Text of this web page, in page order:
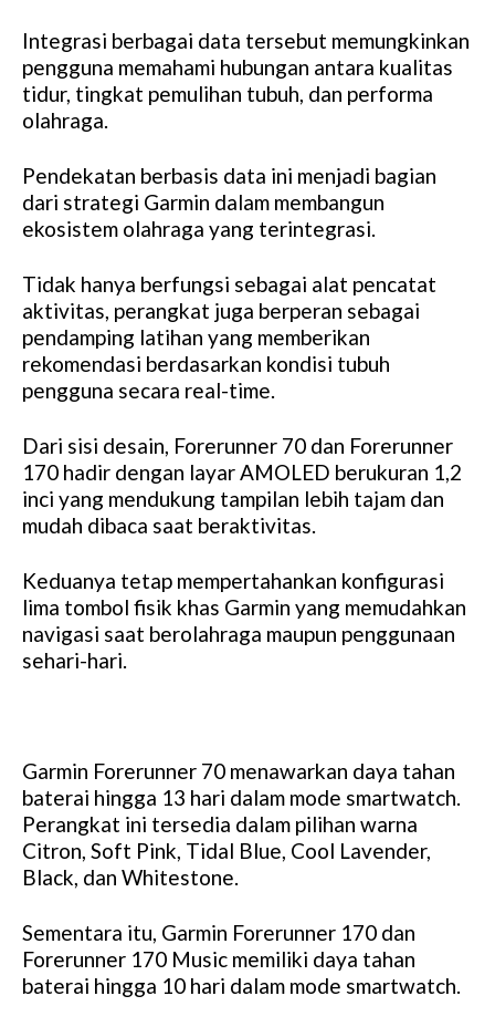
Integrasi berbagai data tersebut memungkinkan
pengguna memahami hubungan antara kualitas
tidur, tingkat pemulihan tubuh, dan performa
olahraga.
Pendekatan berbasis data ini menjadi bagian
dari strategi Garmin dalam membangun
ekosistem olahraga yang terintegrasi.
Tidak hanya berfungsi sebagai alat pencatat
aktivitas, perangkat juga berperan sebagai
pendamping latihan yang memberikan
rekomendasi berdasarkan kondisi tubuh
pengguna secara real-time.
Dari sisi desain, Forerunner 70 dan Forerunner
170 hadir dengan layar AMOLED berukuran 1,2
inci yang mendukung tampilan lebih tajam dan
mudah dibaca saat beraktivitas.
Keduanya tetap mempertahankan konfigurasi
lima tombol fisik khas Garmin yang memudahkan
navigasi saat berolahraga maupun penggunaan
sehari-hari.
Garmin Forerunner 70 menawarkan daya tahan
baterai hingga 13 hari dalam mode smartwatch.
Perangkat ini tersedia dalam pilihan warna
Citron, Soft Pink, Tidal Blue, Cool Lavender,
Black, dan Whitestone.
Sementara itu, Garmin Forerunner 170 dan
Forerunner 170 Music memiliki daya tahan
baterai hingga 10 hari dalam mode smartwatch.